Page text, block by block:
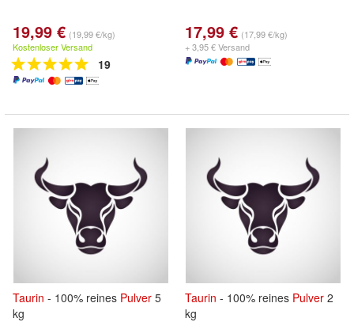
19,99 € (19,99 €/kg)
Kostenloser Versand
19
17,99 € (17,99 €/kg)
+ 3,95 € Versand
Taurin - 100% reines Pulver 5
kg
Taurin - 100% reines Pulver 2
kg